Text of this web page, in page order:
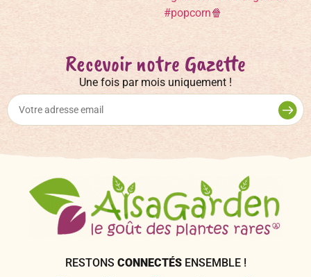
Recevoir notre Gazette
Une fois par mois uniquement !
RESTONS CONNECTÉS ENSEMBLE !